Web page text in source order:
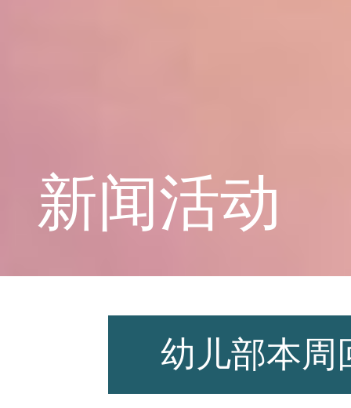
师资力量
新闻活动
幼儿部本周